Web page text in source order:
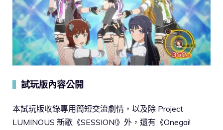
試玩版內容公開
本試玩版收錄專用簡短交流劇情，以及除 Project
LUMINOUS 新歌《SESSION!》外，還有《Onegai!